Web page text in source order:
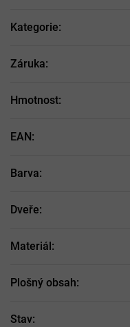
Kategorie:
Záruka:
Hmotnost:
EAN:
Barva:
Dveře:
Materiál:
Plošný obsah:
Stav: